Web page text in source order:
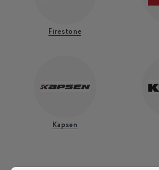
Firestone
Kapsen